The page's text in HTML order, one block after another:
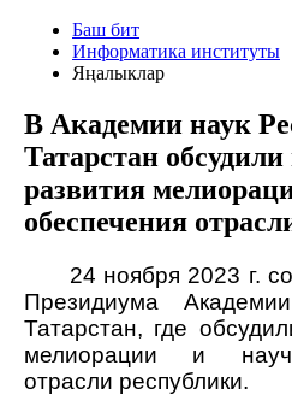
Баш бит
Информатика институты
Яңалыклар
В Академии наук
Татарстан
развития
обеспечения
24 ноября 2023 г.
Президиума
Татарстан, где
мелиорации и
отрасли республики.